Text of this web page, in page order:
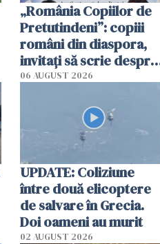
„România Copiilor de
Pretutindeni”: copiii
români din diaspora,
invitați să scrie despre
România într-un volum
06 AUGUST 2026
UPDATE: Coliziune
între două elicoptere
de salvare în Grecia.
Doi oameni au murit
02 AUGUST 2026